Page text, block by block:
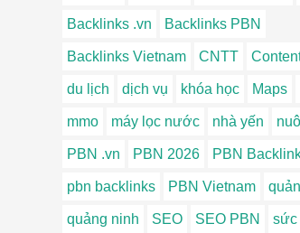
Backlinks .vn Backlinks PBN
Backlinks Vietnam CNTT
du lịch dịch vụ khóa học Maps
mmo máy lọc nước nhà yến
PBN .vn PBN 2026 PBN
pbn backlinks PBN Vietnam
quảng ninh SEO SEO PBN sức